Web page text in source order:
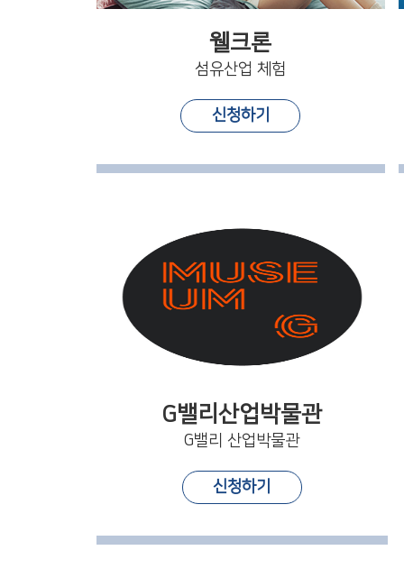
웰크론
섬유산업 체험
신청하기
G밸리산업박물관
G밸리 산업박물관
신청하기